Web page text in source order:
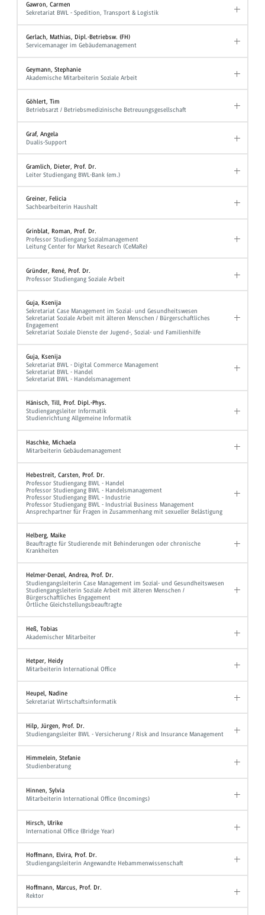
Gawron, Carmen
Sekretariat BWL - Spedition, Transport & Logistik
Gerlach, Mathias, Dipl.-Betriebsw. (FH)
Servicemanager im Gebäudemanagement
Geymann, Stephanie
Akademische Mitarbeiterin Soziale Arbeit
Göhlert, Tim
Betriebsarzt / Betriebsmedizinische Betreuungsgesellschaft
Graf, Angela
Dualis-Support
Gramlich, Dieter, Prof. Dr.
Leiter Studiengang BWL-Bank (em.)
Greiner, Felicia
Sachbearbeiterin Haushalt
Grinblat, Roman, Prof. Dr.
Professor Studiengang Sozialmanagement
Leitung Center for Market Research (CeMaRe)
Gründer, René, Prof. Dr.
Professor Studiengang Soziale Arbeit
Guja, Ksenija
Sekretariat Case Management im Sozial- und Gesundheitswesen
Sekretariat Soziale Arbeit mit älteren Menschen / Bürgerschaftliches
Engagement
Sekretariat Soziale Dienste der Jugend-, Sozial- und Familienhilfe
Guja, Ksenija
Sekretariat BWL - Digital Commerce Management
Sekretariat BWL - Handel
Sekretariat BWL - Handelsmanagement
Hänisch, Till, Prof. Dipl.-Phys.
Studiengangsleiter Informatik
Studienrichtung Allgemeine Informatik
Haschke, Michaela
Mitarbeiterin Gebäudemanagement
Hebestreit, Carsten, Prof. Dr.
Professor Studiengang BWL - Handel
Professor Studiengang BWL - Handelsmanagement
Professor Studiengang BWL - Industrie
Professor Studiengang BWL - Industrial Business Management
Ansprechpartner für Fragen in Zusammenhang mit sexueller Belästigung
Helberg, Maike
Beauftragte für Studierende mit Behinderungen oder chronische
Krankheiten
Helmer-Denzel, Andrea, Prof. Dr.
Studiengangsleiterin Case Management im Sozial- und Gesundheitswesen
Studiengangsleiterin Soziale Arbeit mit älteren Menschen /
Bürgerschaftliches Engagement
Örtliche Gleichstellungsbeauftragte
Heß, Tobias
Akademischer Mitarbeiter
Hetper, Heidy
Mitarbeiterin International Office
Heupel, Nadine
Sekretariat Wirtschaftsinformatik
Hilp, Jürgen, Prof. Dr.
Studiengangsleiter BWL - Versicherung / Risk and Insurance Management
Himmelein, Stefanie
Studienberatung
Hinnen, Sylvia
Mitarbeiterin International Office (Incomings)
Hirsch, Ulrike
International Office (Bridge Year)
Hoffmann, Elvira, Prof. Dr.
Studiengangsleiterin Angewandte Hebammenwissenschaft
Hoffmann, Marcus, Prof. Dr.
Rektor